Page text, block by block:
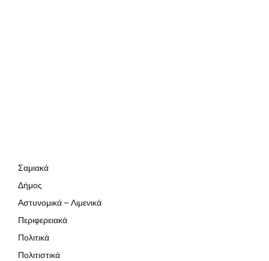
Σαμιακά
Δήμος
Αστυνομικά – Λιμενικά
Περιφερειακά
Πολιτικά
Πολιτιστικά